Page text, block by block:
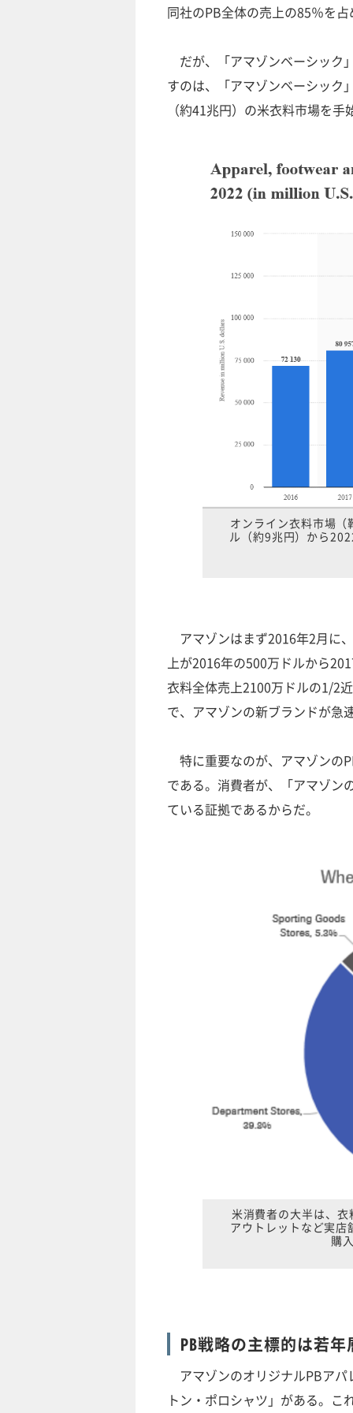
同社のPB全体の売上の85％を
だが、「アマゾンベーシック
すのは、「アマゾンベーシック
（約41兆円）の米衣料市場を
オンライン衣料市場
ル（約9兆円）から
アマゾンはまず2016年2月に
上が2016年の500万ドルから
衣料全体売上2100万ドルの1/2
で、アマゾンの新ブランドが急
特に重要なのが、アマゾンの
である。消費者が、「アマゾン
ている証拠であるからだ。
米消費者の大半は、
アウトレットなど実
購
PB戦略の主標的は若年
アマゾンのオリジナルPBアパ
トン・ポロシャツ」がある。